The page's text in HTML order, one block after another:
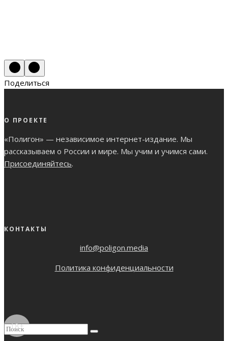
Поделиться
О ПРОЕКТЕ
«Полигон» — независимое интернет-издание. Мы
рассказываем о России и мире. Мы учим и учимся сами.
Присоединяйтесь.
КОНТАКТЫ
info@poligon.media
Политика конфиденциальности
18+